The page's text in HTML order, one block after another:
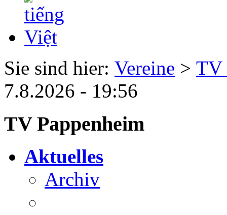
Sie sind hier: Vereine > TV
7.8.2026 - 19:56
TV Pappenheim
Aktuelles
Archiv